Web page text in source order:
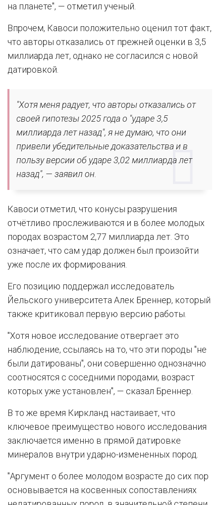
на планете", — отметил ученый.
Впрочем, Кавоси положительно оценил тот факт,
что авторы отказались от прежней оценки в 3,5
миллиарда лет, однако не согласился с новой
датировкой.
"Хотя меня радует, что авторы отказались от
своей гипотезы 2025 года о "ударе 3,5
миллиарда лет назад", я не думаю, что они
привели убедительные доказательства и в
пользу версии об ударе 3,02 миллиарда лет
назад", — заявил он.
Кавоси отметил, что конусы разрушения
отчётливо прослеживаются и в более молодых
породах возрастом 2,77 миллиарда лет. Это
означает, что сам удар должен был произойти
уже после их формирования.
Его позицию поддержал исследователь
Йельского университета Алек Бреннер, который
также критиковал первую версию работы.
"Хотя новое исследование отвергает это
наблюдение, ссылаясь на то, что эти породы "не
были датированы", они совершенно однозначно
соотносятся с соседними породами, возраст
которых уже установлен", — сказал Бреннер.
В то же время Киркланд настаивает, что
ключевое преимущество нового исследования
заключается именно в прямой датировке
минералов внутри ударно-измененных пород.
"Аргумент о более молодом возрасте до сих пор
основывается на косвенных сопоставлениях